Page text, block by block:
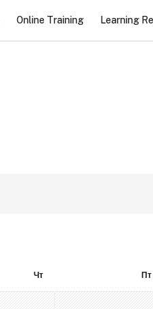
Online Training Learning
Четвер
Чт Пт